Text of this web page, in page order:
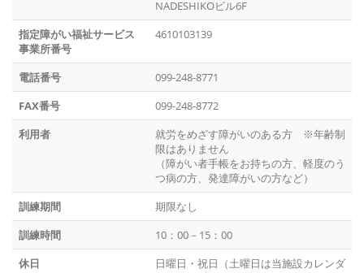
NADESHIKOビル6F
指定障がい福祉サービス
事業所番号
4610103139
電話番号
099-248-8771
FAX番号
099-248-8772
利用者
就労をめざす障がいのある方 ※年齢制
限はありません
（障がい者手帳をお持ちの方、軽度のう
つ病の方、発達障がいの方など）
訓練期間
期限なし
訓練時間
10：00－15：00
休日
日曜日・祝日（土曜日は当施設カレンダ